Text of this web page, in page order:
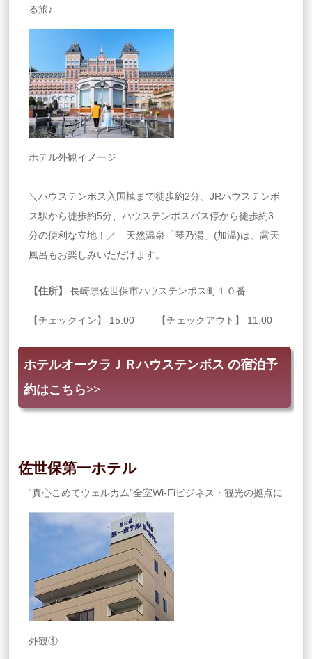
る旅♪
ホテル外観イメージ
＼ハウステンボス入国棟まで徒歩約2分、JRハウステンボ
ス駅から徒歩約5分、ハウステンボスバス停から徒歩約3
分の便利な立地！／ 天然温泉「琴乃湯」(加温)は、露天
風呂もお楽しみいただけます。
【住所】 長崎県佐世保市ハウステンボス町１０番
【チェックイン】 15:00 【チェックアウト】 11:00
ホテルオークラＪＲハウステンボス の宿泊予
約はこちら>>
佐世保第一ホテル
“真心こめてウェルカム”全室Wi-Fiビジネス・観光の拠点に
外観①